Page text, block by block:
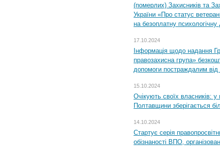
(померлих) Захисників та
України «Про статус
на безоплатну психологічну
17.10.2024
Інформація щодо надання
правозахисна група»
допомоги постраждалим від
15.10.2024
Очікують своїх власників: у
Полтавщини зберігається
14.10.2024
Стартує серія
обізнаності ВПО,